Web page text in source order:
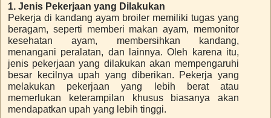
1. Jenis Pekerjaan yang Dilakukan
Pekerja di kandang ayam broiler memiliki tugas yang
beragam, seperti memberi makan ayam, memonitor
kesehatan ayam, membersihkan kandang,
menangani peralatan, dan lainnya. Oleh karena itu,
jenis pekerjaan yang dilakukan akan mempengaruhi
besar kecilnya upah yang diberikan. Pekerja yang
melakukan pekerjaan yang lebih berat atau
memerlukan keterampilan khusus biasanya akan
mendapatkan upah yang lebih tinggi.